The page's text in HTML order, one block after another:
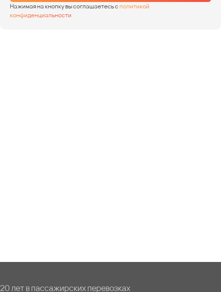
Нажимая на кнопку вы соглашаетесь сполитикой
конфиденциальности
20 лет в пассажирских перевозках